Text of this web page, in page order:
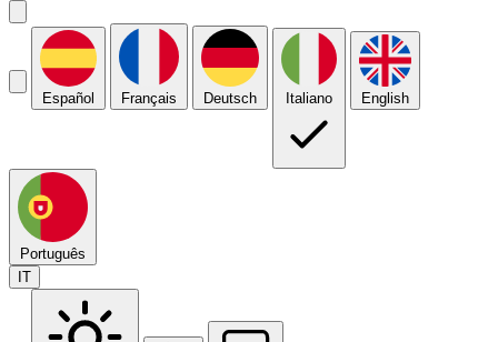
Español Français Deutsch Italiano English
Português
IT